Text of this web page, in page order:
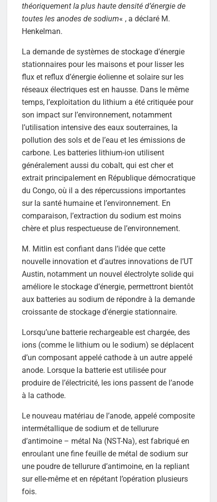
théoriquement la plus haute densité d’énergie de
toutes les anodes de sodium« , a déclaré M.
Henkelman.
La demande de systèmes de stockage d’énergie
stationnaires pour les maisons et pour lisser les
flux et reflux d’énergie éolienne et solaire sur les
réseaux électriques est en hausse. Dans le même
temps, l’exploitation du lithium a été critiquée pour
son impact sur l’environnement, notamment
l’utilisation intensive des eaux souterraines, la
pollution des sols et de l’eau et les émissions de
carbone. Les batteries lithium-ion utilisent
généralement aussi du cobalt, qui est cher et
extrait principalement en République démocratique
du Congo, où il a des répercussions importantes
sur la santé humaine et l’environnement. En
comparaison, l’extraction du sodium est moins
chère et plus respectueuse de l’environnement.
M. Mitlin est confiant dans l’idée que cette
nouvelle innovation et d’autres innovations de l’UT
Austin, notamment un nouvel électrolyte solide qui
améliore le stockage d’énergie, permettront bientôt
aux batteries au sodium de répondre à la demande
croissante de stockage d’énergie stationnaire.
Lorsqu’une batterie rechargeable est chargée, des
ions (comme le lithium ou le sodium) se déplacent
d’un composant appelé cathode à un autre appelé
anode. Lorsque la batterie est utilisée pour
produire de l’électricité, les ions passent de l’anode
à la cathode.
Le nouveau matériau de l’anode, appelé composite
intermétallique de sodium et de tellurure
d’antimoine – métal Na (NST-Na), est fabriqué en
enroulant une fine feuille de métal de sodium sur
une poudre de tellurure d’antimoine, en la repliant
sur elle-même et en répétant l’opération plusieurs
fois.